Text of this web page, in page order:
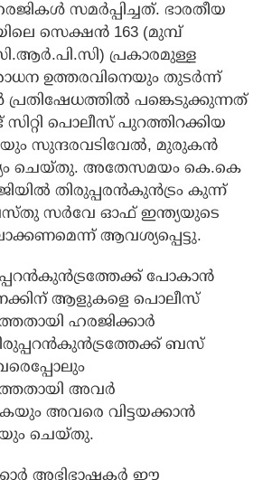
സമർപ്പിച്ചത്. ഭാരതീയ
സെക്ഷൻ 163 (മുമ്പ്
പ്രകാരമുള്ള
ഉത്തരവിനെയും തുടർന്ന്
പങ്കെടുക്കുന്നത്
പൊലീസ് പുറത്തിറക്കിയ
സുന്ദരവടിവേൽ, മുരുകൻ
ചെയ്തു. അതേസമയം കെ.കെ
തിരുപ്പരൻകുൻട്രം കുന്ന്
സർവേ ഓഫ് ഇന്ത്യയുടെ
ആവശ്യപ്പെട്ടു.
പോകാൻ
ആളുകളെ പൊലീസ്
ഹരജിക്കാർ
ബസ്
അവർ
അവരെ വിട്ടയക്കാൻ
ചെയ്തു.
അഭിഭാഷകർ ഈ